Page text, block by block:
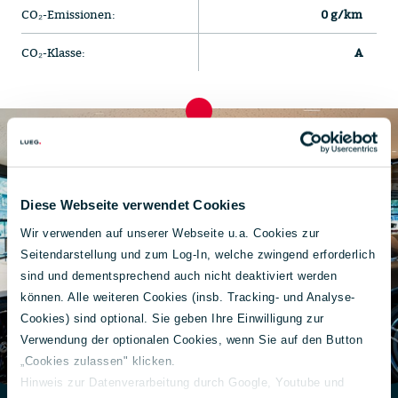
Diese Webseite verwendet Cookies
Wir verwenden auf unserer Webseite u.a. Cookies zur
Seitendarstellung und zum Log-In, welche zwingend erforderlich
sind und dementsprechend auch nicht deaktiviert werden
können. Alle weiteren Cookies (insb. Tracking- und Analyse-
Cookies) sind optional. Sie geben Ihre Einwilligung zur
Verwendung der optionalen Cookies, wenn Sie auf den Button
„Cookies zulassen" klicken.
Hinweis zur Datenverarbeitung durch Google, Youtube und
CO₂-Emissionen: 0 g/km
CO₂-Klasse: A